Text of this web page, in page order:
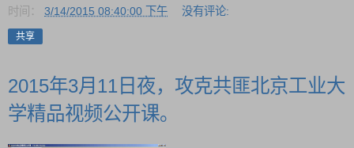
时间： 3/14/2015 08:40:00 下午 没有评论:
共享
2015年3月11日夜，攻克共匪北京工业大
学精品视频公开课。